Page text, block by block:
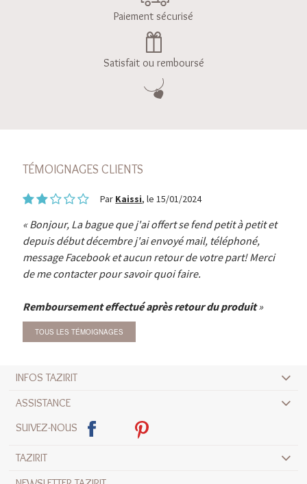
Paiement sécurisé
Satisfait ou remboursé
TÉMOIGNAGES CLIENTS
Par Kaissi, le 15/01/2024
Bonjour, La bague que j'ai offert se fend petit à petit et
depuis début décembre j'ai envoyé mail, téléphoné,
message Facebook et aucun retour de votre part! Merci
de me contacter pour savoir quoi faire.
Remboursement effectué après retour du produit
TOUS LES TÉMOIGNAGES
INFOS TAZIRIT
ASSISTANCE
SUIVEZ-NOUS
TAZIRIT